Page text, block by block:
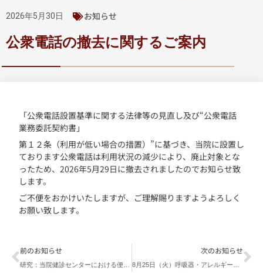
2026年5月30日 お知らせ
公衆電話の撤去に関するご案内
「公衆電話設置基準に関する法律等の見直し及び“公衆電話
業務委託契約書」
第１２条（利用が低い場合の措置）”に基づき、当院に設置し
ております公衆電話は利用状況の減少により、廃止対象とな
ったため、 2026年5月29日に撤去されましたのでお知らせ致
します。
ご不便をおかけいたしますが、ご理解賜りますようよろしく
お願い致します。
前のお知らせ 次のお知らせ